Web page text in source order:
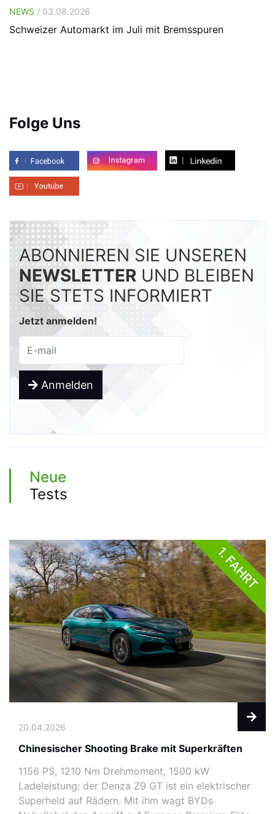
NEWS / 03.08.2026
Schweizer Automarkt im Juli mit Bremsspuren
Folge Uns
ABONNIEREN SIE UNSEREN
NEWSLETTER UND BLEIBEN
SIE STETS INFORMIERT
Jetzt anmelden!
Anmelden
Neue
Tests
1. FAHRT
20.04.2026
Chinesischer Shooting Brake mit Superkräften
1156 PS, 1210 Nm Drehmoment, 1500 kW
Ladeleistung: der Denza Z9 GT ist ein elektrischer
Superheld auf Rädern. Mit ihm wagt BYDs